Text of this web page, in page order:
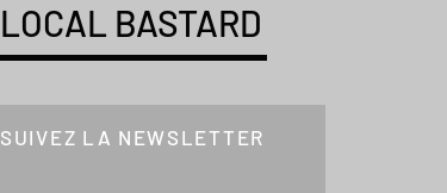
LOCAL BASTARD
SUIVEZ LA NEWSLETTER